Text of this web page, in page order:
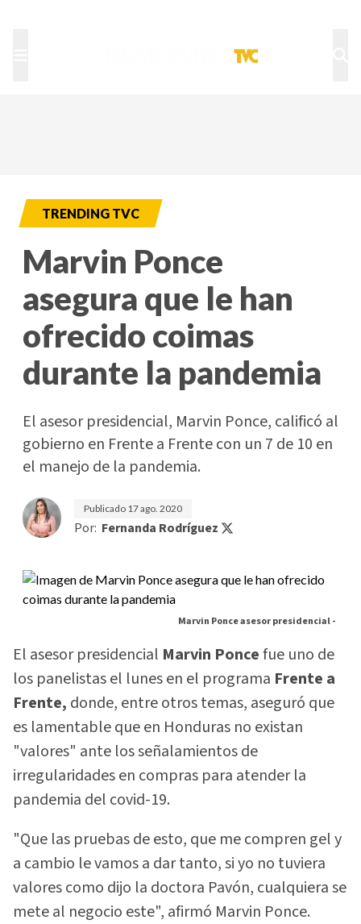
TRENDING TVC
Marvin Ponce
asegura que le han
ofrecido coimas
durante la pandemia
El asesor presidencial, Marvin Ponce, calificó al
gobierno en Frente a Frente con un 7 de 10 en
el manejo de la pandemia.
Publicado 17 ago. 2020
Por: Fernanda Rodríguez
Marvin Ponce asesor presidencial -
El asesor presidencial Marvin Poncefue uno de
los panelistas el lunes en el programa Frente a
Frente, donde, entre otros temas, aseguró que
es lamentable que en Honduras no existan
"valores" ante los señalamientos de
irregularidades en compras para atender la
pandemia del covid-19.
"Que las pruebas de esto, que me compren gel y
a cambio le vamos a dar tanto, si yo no tuviera
valores como dijo la doctora Pavón, cualquiera se
mete al negocio este", afirmó Marvin Ponce.